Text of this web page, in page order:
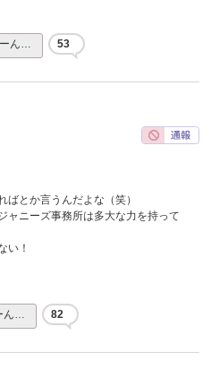
ん… 53
ばとか言うんだよな（笑）
ャニーズ事務所は多大な力を持って
い！
ん… 82